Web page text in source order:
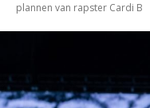
plannen van rapster Cardi B